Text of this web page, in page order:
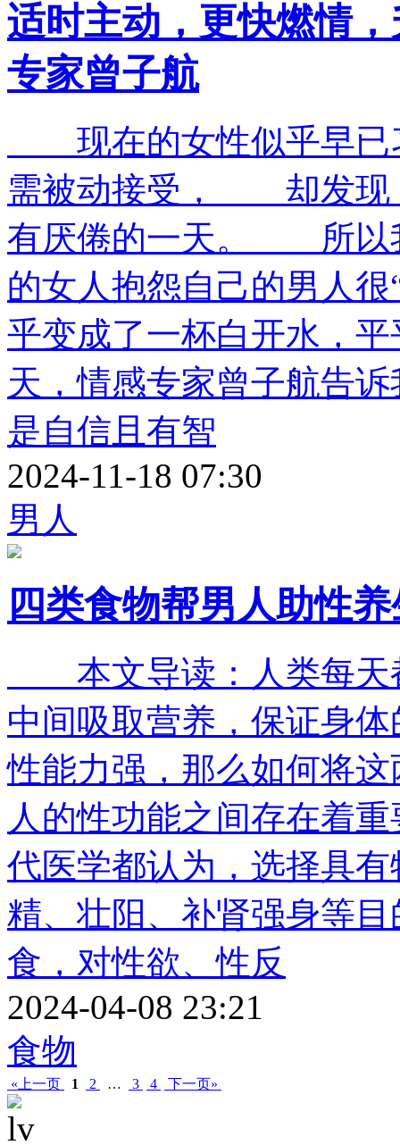
适时主动，更快燃情
专家曾子航
现在的女性似乎早已
需被动接受， 却发现
有厌倦的一天。 所以
的女人抱怨自己的男人
乎变成了一杯白开水，
天，情感专家曾子航告
是自信且有智
2024-11-18 07:30
男人
四类食物帮男人助性
本文导读：人类每天
中间吸取营养，保证身
性能力强，那么如何将
人的性功能之间存在着
代医学都认为，选择具
精、壮阳、补肾强身等
食，对性欲、性反
2024-04-08 23:21
食物
«上一页 1 2 … 3 4 下一页»